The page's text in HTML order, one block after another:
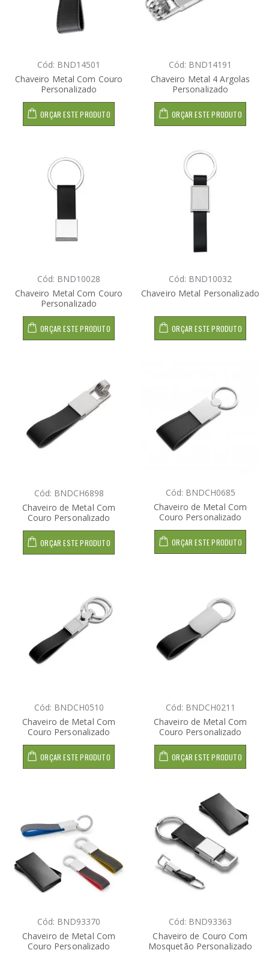
Cód: BND14501
Chaveiro Metal Com Couro
Personalizado
ORÇAR ESTE PRODUTO
Cód: BND14191
Chaveiro Metal 4 Argolas
Personalizado
ORÇAR ESTE PRODUTO
Cód: BND10028
Chaveiro Metal Com Couro
Personalizado
ORÇAR ESTE PRODUTO
Cód: BND10032
Chaveiro Metal Personalizado
ORÇAR ESTE PRODUTO
Cód: BNDCH6898
Chaveiro de Metal Com
Couro Personalizado
ORÇAR ESTE PRODUTO
Cód: BNDCH0685
Chaveiro de Metal Com
Couro Personalizado
ORÇAR ESTE PRODUTO
Cód: BNDCH0510
Chaveiro de Metal Com
Couro Personalizado
ORÇAR ESTE PRODUTO
Cód: BNDCH0211
Chaveiro de Metal Com
Couro Personalizado
ORÇAR ESTE PRODUTO
Cód: BND93370
Chaveiro de Metal Com
Couro Personalizado
Cód: BND93363
Chaveiro de Couro Com
Mosquetão Personalizado